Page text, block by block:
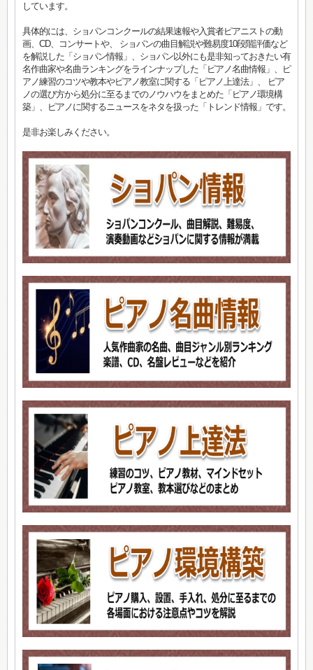
しています。
具体的には、ショパンコンクールの結果速報や入賞者ピアニストの動
画、CD、コンサートや、 ショパンの曲目解説や難易度10段階評価など
を解説した「ショパン情報」、ショパン以外にも是非知っておきたい有
名作曲家や名曲ランキングをラインナップした「ピアノ名曲情報」、ピ
アノ練習のコツや教本やピアノ教室に関する「ピアノ上達法」、 ピア
ノの選び方から処分に至るまでのノウハウをまとめた「ピアノ環境構
築」、ピアノに関するニュースをネタを扱った「トレンド情報」です。
是非お楽しみください。